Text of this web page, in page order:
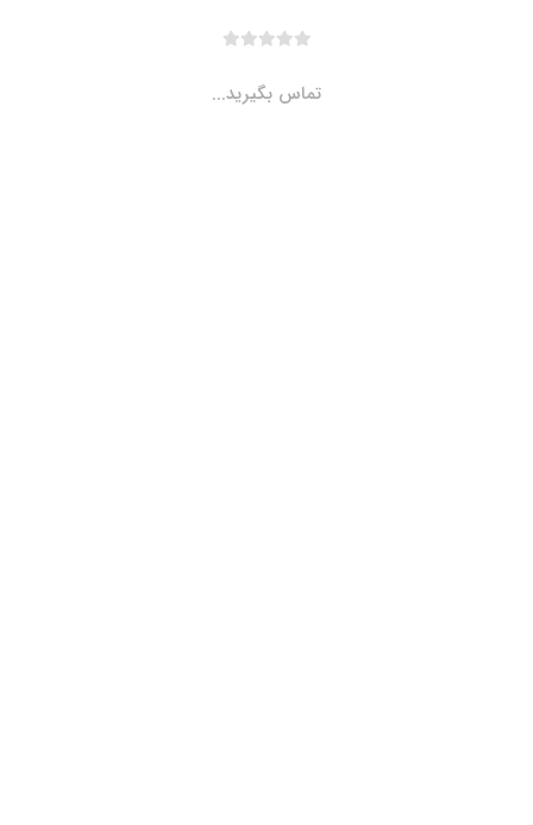
تماس بگیرید...